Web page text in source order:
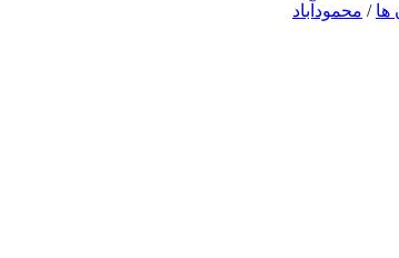
ها / محمودآباد